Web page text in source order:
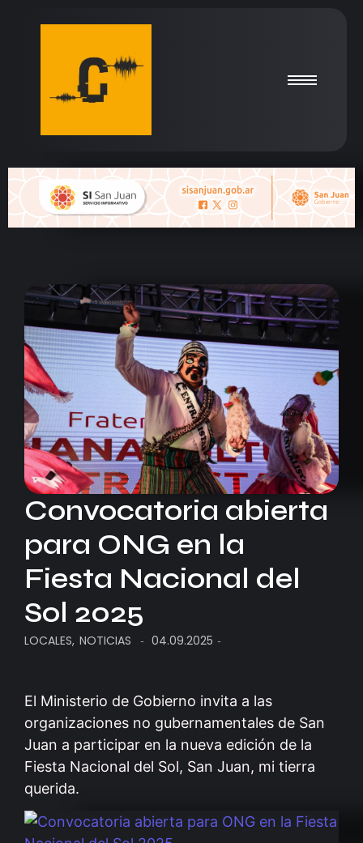
Convocatoria abierta
para ONG en la
Fiesta Nacional del
Sol 2025
LOCALES, NOTICIAS - 04.09.2025 -
El Ministerio de Gobierno invita a las
organizaciones no gubernamentales de San
Juan a participar en la nueva edición de la
Fiesta Nacional del Sol, San Juan, mi tierra
querida.